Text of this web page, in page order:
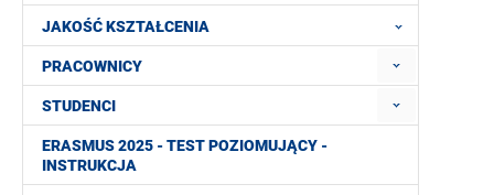
JAKOŚĆ KSZTAŁCENIA
PRACOWNICY
STUDENCI
ERASMUS 2025 - TEST POZIOMUJĄCY -
INSTRUKCJA